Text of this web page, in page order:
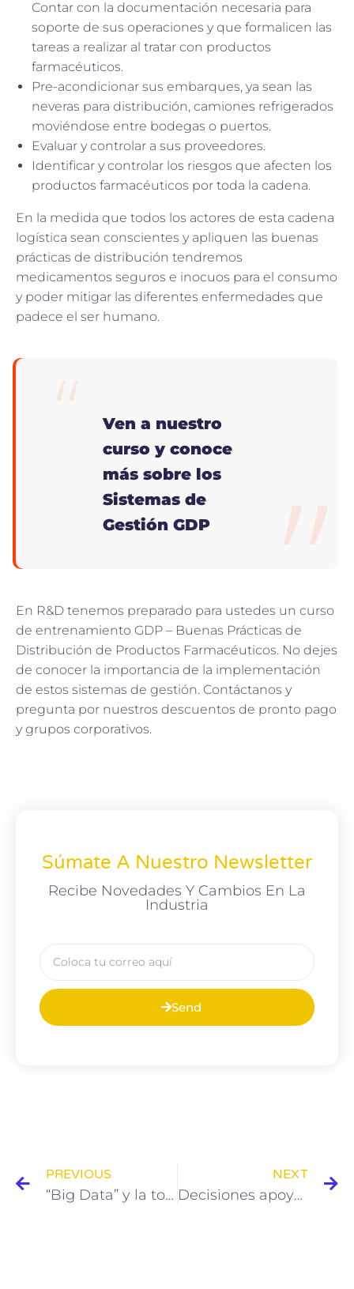
Contar con la documentación necesaria para
soporte de sus operaciones y que formalicen las
tareas a realizar al tratar con productos
farmacéuticos.
Pre-acondicionar sus embarques, ya sean las
neveras para distribución, camiones refrigerados
moviéndose entre bodegas o puertos.
Evaluar y controlar a sus proveedores.
Identificar y controlar los riesgos que afecten los
productos farmacéuticos por toda la cadena.
En la medida que todos los actores de esta cadena
logística sean conscientes y apliquen las buenas
prácticas de distribución tendremos
medicamentos seguros e inocuos para el consumo
y poder mitigar las diferentes enfermedades que
padece el ser humano.
Ven a nuestro
curso y conoce
más sobre los
Sistemas de
Gestión GDP
En R&D tenemos preparado para ustedes un curso
de entrenamiento GDP – Buenas Prácticas de
Distribución de Productos Farmacéuticos. No dejes
de conocer la importancia de la implementación
de estos sistemas de gestión. Contáctanos y
pregunta por nuestros descuentos de pronto pago
y grupos corporativos.
Súmate A Nuestro Newsletter
Recibe Novedades Y Cambios En La
Industria
Send
PREVIOUS
“Big Data” y la toma de decisiones.
NEXT
Decisiones apoyadas en indicadores de gestión